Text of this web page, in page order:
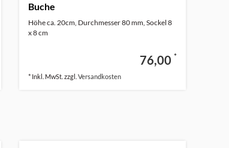
Buche
Höhe ca. 20cm, Durchmesser 80 mm, Sockel 8
x 8 cm
76,00 *
* Inkl. MwSt. zzgl.Versandkosten